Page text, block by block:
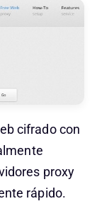
cifrado con
proxy
rápido.